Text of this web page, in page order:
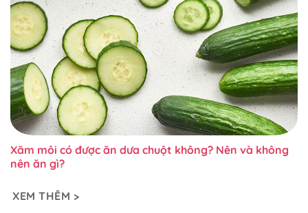
Xăm môi có được ăn dưa chuột không? Nên và không
nên ăn gì?
XEM THÊM >